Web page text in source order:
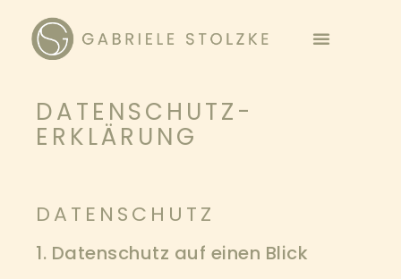
DATENSCHUTZ­
ERKLÄRUNG
DATENSCHUTZ
1. Datenschutz auf einen Blick